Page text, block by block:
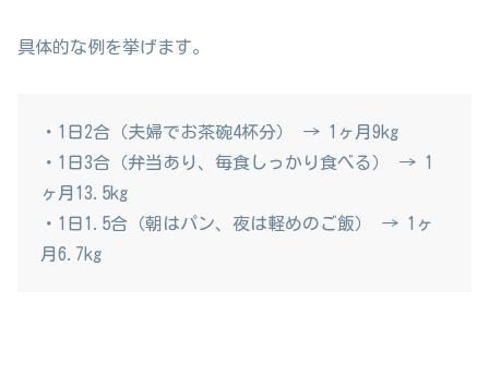
具体的な例を挙げます。
・1日2合（夫婦でお茶碗4杯分） → 1ヶ月9kg
・1日3合（弁当あり、毎食しっかり食べる） → 1
ヶ月13.5kg
・1日1.5合（朝はパン、夜は軽めのご飯） → 1ヶ
月6.7kg